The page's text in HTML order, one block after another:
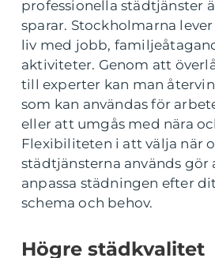
professionella städtjänster
sparar. Stockholmarna
liv med jobb,
aktiviteter. Genom att
till experter kan man
som kan användas för
eller att umgås med nära
Flexibiliteten i att välja när
städtjänsterna används gör
anpassa städningen efter
schema och behov.
Högre städkvalitet